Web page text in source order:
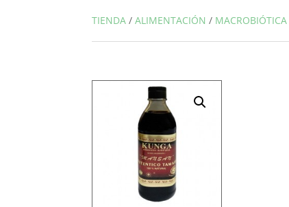
TIENDA /ALIMENTACIÓN / MACROBIÓTICA